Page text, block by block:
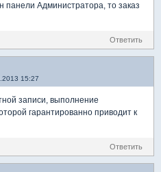
Администратора, то заказ
Ответить
15:27
записи, выполнение
гарантированно приводит к
Ответить